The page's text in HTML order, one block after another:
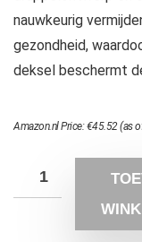
nauwkeurig
gezondheid,
deksel beschermt
Amazon.nl Price:€45.52 (as